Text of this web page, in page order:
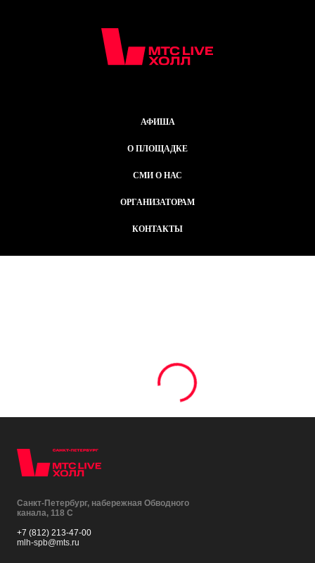
АФИША
О ПЛОЩАДКЕ
СМИ О НАС
ОРГАНИЗАТОРАМ
КОНТАКТЫ
Санкт-Петербург, набережная Обводного
канала, 118 С
+7 (812) 213-47-00
mlh-spb@mts.ru